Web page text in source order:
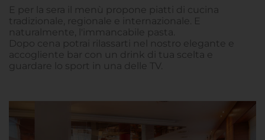
E per la sera il menù propone piatti di cucina
tradizionale, regionale e internazionale. E
naturalmente, l'immancabile pasta.
Dopo cena potrai rilassarti nel nostro elegante e
accogliente bar con un drink di tua scelta e
guardare lo sport in una delle TV.